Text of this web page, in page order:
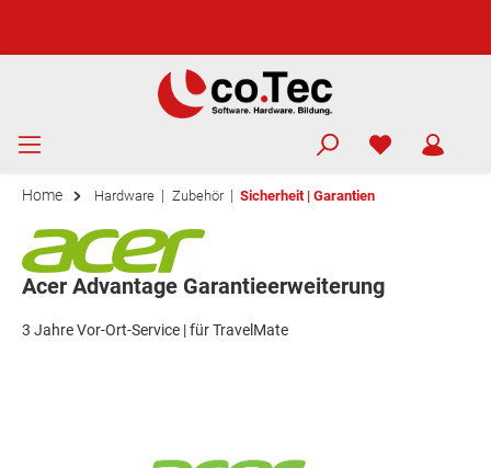
Home Hardware | Zubehör | Sicherheit | Garantien
Acer Advantage Garantieerweiterung
3 Jahre Vor-Ort-Service | für TravelMate